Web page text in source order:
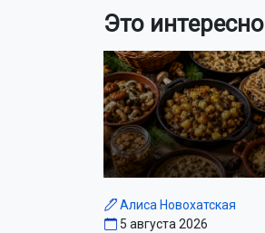
Это интересно
Алиса Новохатская
5 августа 2026